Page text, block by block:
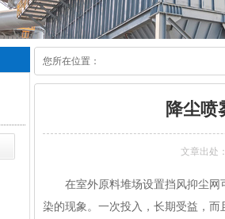
您所在位置：
首页
行业动态
降尘喷
文章出处
在室外原料堆场设置挡风抑尘网
染的现象。一次投入，长期受益，